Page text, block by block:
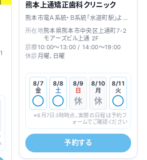
熊本上通矯正歯科クリニック
熊本市電Ａ系統・Ｂ系統「水道町駅」より
徒歩5分
所在地熊本県熊本市中央区上通町7-2
モアーズビル上通 2F
診療10:00～13:00 / 14:00～19:00
休診月曜、日曜
8/7
金
◯
8/8
土
◯
8/9
日
休
8/10
月
休
8/11
火
◯
※8月7日3時時点。実際の日程は予約フ
ォームでご確認ください
予約する